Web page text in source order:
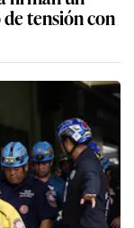
tensión con